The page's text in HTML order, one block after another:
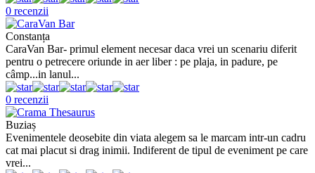
0 recenzii
Constanța
CaraVan Bar- primul element necesar daca vrei un scenariu diferit
pentru o petrecere oriunde in aer liber : pe plaja, in padure, pe
câmp...in lanul...
0 recenzii
Buziaș
Evenimentele deosebite din viata alegem sa le marcam intr-un cadru
cat mai placut si drag inimii. Indiferent de tipul de eveniment pe care
vrei...